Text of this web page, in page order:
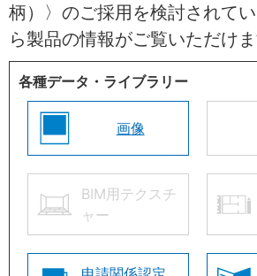
柄）〉のご採用を検討されて
ら製品の情報がご覧いただけ
各種データ・ライブラリー
画像
BIM用テクスチ
ャー